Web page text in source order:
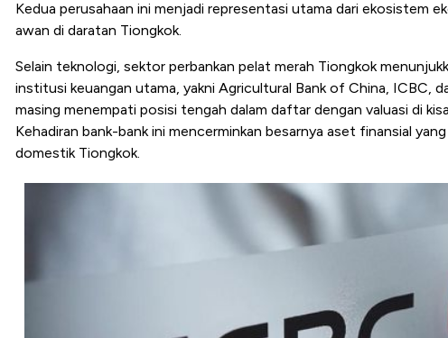
Kedua perusahaan ini menjadi representasi utama dari ekosistem
awan di daratan Tiongkok.
Selain teknologi, sektor perbankan pelat merah Tiongkok
institusi keuangan utama, yakni Agricultural Bank of China, ICBC,
masing menempati posisi tengah dalam daftar dengan valuasi di
Kehadiran bank-bank ini mencerminkan besarnya aset finansial
domestik Tiongkok.